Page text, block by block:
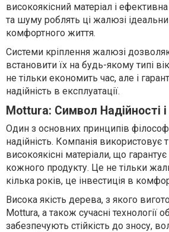
високоякісний матеріал і
та шуму роблять ці жалюзі
комфортного життя.
Системи кріплення жалюзі
встановити їх на будь-якому типі
не тільки економить час, але і
надійність в експлуатації.
Mottura: Символ Надійності і
Один з основних принципів
надійність. Компанія використовує
високоякісні матеріали, що гарантує
кожного продукту. Це не тільки
кілька років, це інвестиція в
Висока якість дерева, з якого
Mottura, а також сучасні технології
забезпечують стійкість до зносу,